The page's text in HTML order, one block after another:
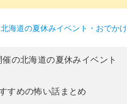
北海道の夏休みイベント・おでか
の北海道の夏休みイベント
すめの怖い話まとめ